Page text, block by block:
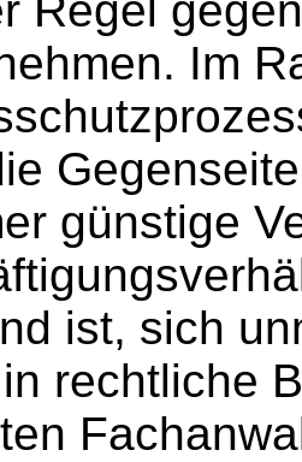
Regel
Im
günstige
ist, sich
rechtliche